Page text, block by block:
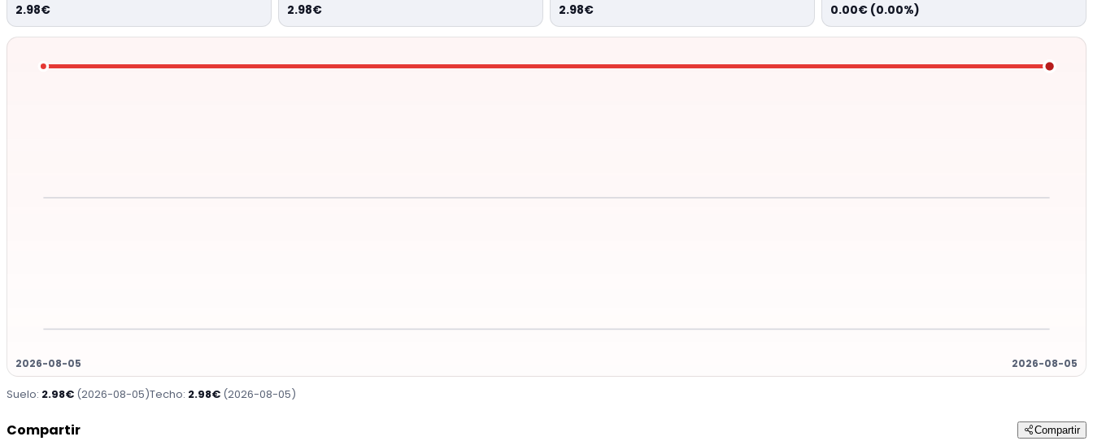
2.98€ 2.98€ 2.98€ 0.00€ (0.00%)
2026-08-05 2026-08-05
Suelo: 2.98€ (2026-08-05)Techo: 2.98€ (2026-08-05)
Compartir Compartir